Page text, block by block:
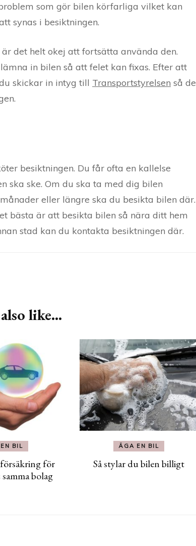
som gör bilen körfarliga vilket kan
synas i besiktningen.
det helt okej att fortsätta använda den.
in bilen så att felet kan fixas. Efter att
skickar in intyg till Transportstyrelsen så de
besiktningen. Du får ofta en kallelse
ska ske. Om du ska ta med dig bilen
eller längre ska du besikta bilen där.
bästa är att besikta bilen så nära ditt hem
stad kan du kontakta besiktningen där.
like...
BIL
för
bolag
ÄGA EN BIL
Så stylar du bilen billigt